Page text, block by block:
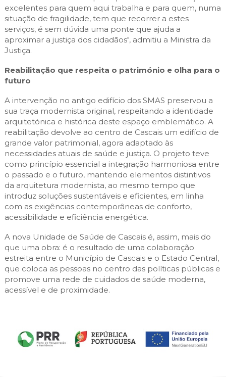
excelentes para quem aqui trabalha e para quem, numa
situação de fragilidade, tem que recorrer a estes
serviços, é sem dúvida uma ponte que ajuda a
aproximar a justiça dos cidadãos", admitiu a Ministra da
Justiça.
Reabilitação que respeita o património e olha para o
futuro
A intervenção no antigo edifício dos SMAS preservou a
sua traça modernista original, respeitando a identidade
arquitetónica e histórica deste espaço emblemático. A
reabilitação devolve ao centro de Cascais um edifício de
grande valor patrimonial, agora adaptado às
necessidades atuais de saúde e justiça. O projeto teve
como princípio essencial a integração harmoniosa entre
o passado e o futuro, mantendo elementos distintivos
da arquitetura modernista, ao mesmo tempo que
introduz soluções sustentáveis e eficientes, em linha
com as exigências contemporâneas de conforto,
acessibilidade e eficiência energética.
A nova Unidade de Saúde de Cascais é, assim, mais do
que uma obra: é o resultado de uma colaboração
estreita entre o Município de Cascais e o Estado Central,
que coloca as pessoas no centro das políticas públicas e
promove uma rede de cuidados de saúde moderna,
acessível e de proximidade.